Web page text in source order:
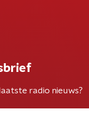
radio nieuws?